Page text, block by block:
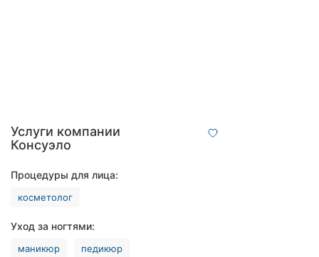
Хмельницкий
Ровно
Услуги компании
Консуэло
Процедуры для лица:
косметолог
Уход за ногтями:
маникюр педикюр